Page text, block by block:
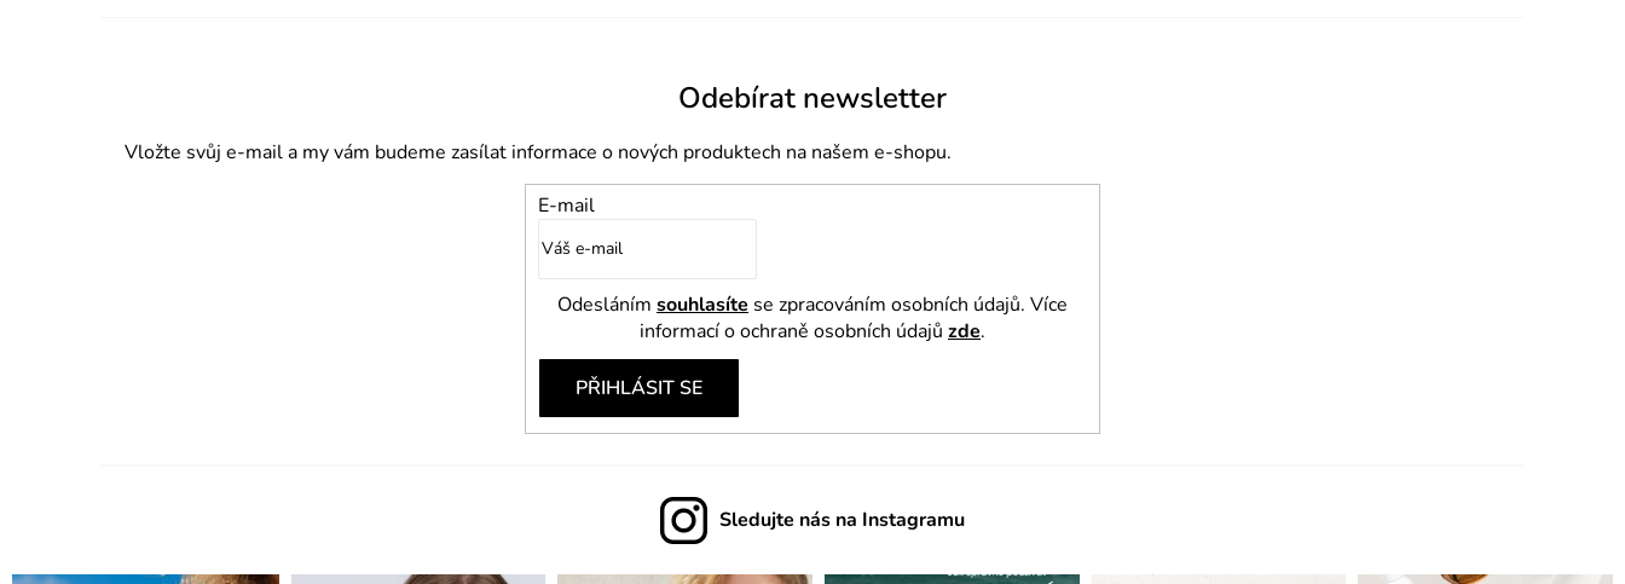
Odebírat newsletter
Vložte svůj e-mail a my vám budeme zasílat informace o nových produktech na našem e-shopu.
E-mail
Odesláním souhlasíte se zpracováním osobních údajů. Více
informací o ochraně osobních údajů zde.
PŘIHLÁSIT SE
Sledujte nás na Instagramu